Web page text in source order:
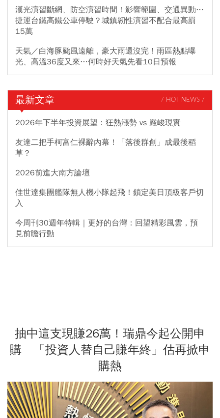
漢光演習斷網、防空演習時間！影響範圍、交通異動…
捷運台鐵高鐵公車停駛？城鎮韌性演習不配合最高罰
15萬
天氣／白海豚颱風遠離，豪大雨還沒完！雨區熱點曝
光、高溫36度又來…何時好天氣先看10日預報
最新文章 / HOT NEWS /
2026年下半年投資展望：狂熱漲勢 vs 嚴峻現實
友達二把手柯富仁裸辭內幕！「落後群創」成最後稻
草？
2026前進大南方論壇
佳世達集團艦隊無人機小隊起飛！鎖定美日頂級客戶切
入
今周刊30週年特輯｜更好的台灣：回望精彩風雲，預
見前瞻行動
抽中這支現賺26萬！瑞鼎今起公開申
購 「投資人替自己賺年終」估再掀申
購熱